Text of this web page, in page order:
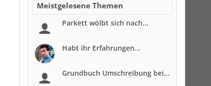
Meistgelesene Themen
Parkett wölbt sich nach...
Habt ihr Erfahrungen...
Grundbuch Umschreibung bei...